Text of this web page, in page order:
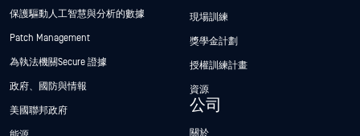
保護驅動人工智慧與分析的數據
Patch Management
為執法機關Secure 證據
政府、國防與情報
美國聯邦政府
現場訓練
獎學金計劃
授權訓練計畫
資源
公司
關於